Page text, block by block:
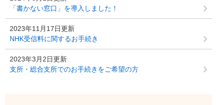
「書かない窓口」を導入しました！
2023年11月17日更新
NHK受信料に関するお手続き
2023年3月2日更新
支所・総合支所でのお手続きをご希望の方